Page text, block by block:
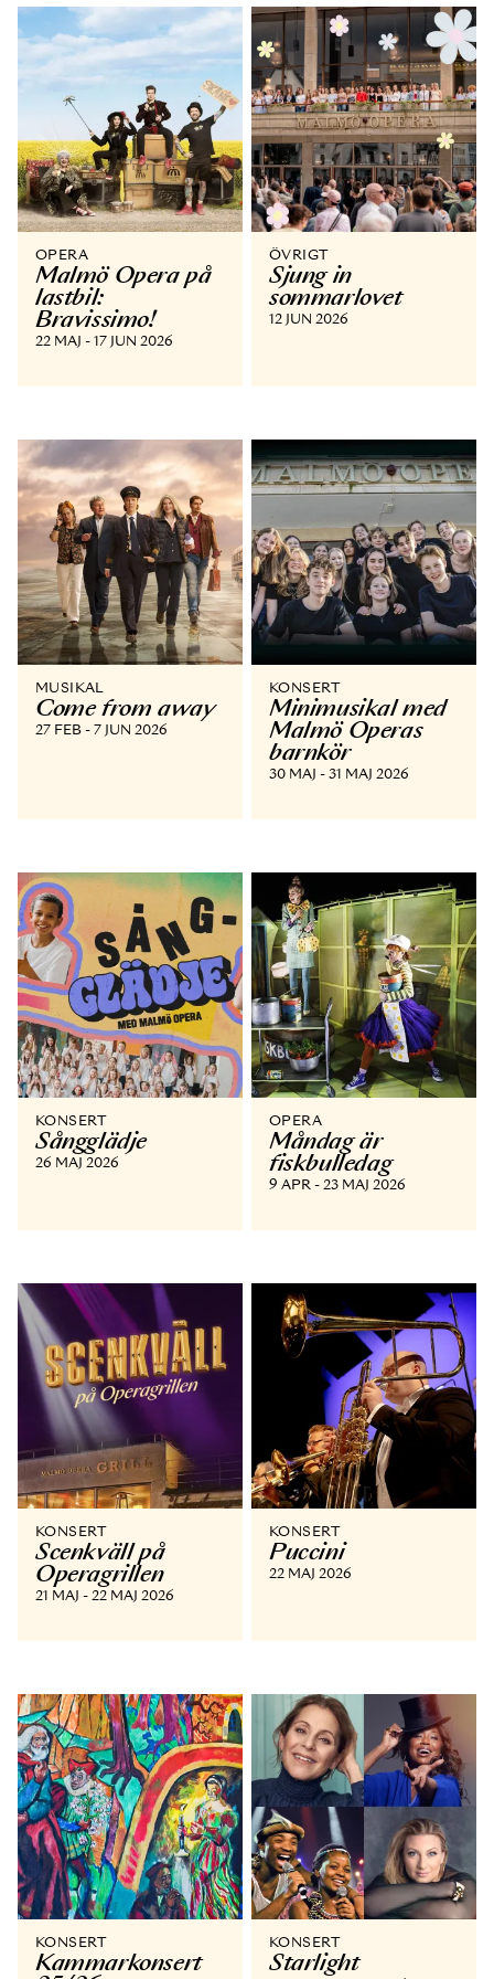
OPERA
Malmö Opera på
lastbil:
Bravissimo!
22 MAJ - 17 JUN 2026
ÖVRIGT
Sjung in
sommarlovet
12 JUN 2026
MUSIKAL
Come from away
27 FEB - 7 JUN 2026
KONSERT
Minimusikal med
Malmö Operas
barnkör
30 MAJ - 31 MAJ 2026
KONSERT
Sångglädje
26 MAJ 2026
OPERA
Måndag är
fiskbulledag
9 APR - 23 MAJ 2026
KONSERT
Scenkväll på
Operagrillen
21 MAJ - 22 MAJ 2026
KONSERT
Puccini
22 MAJ 2026
KONSERT
Kammar­konsert
KONSERT
Starlight